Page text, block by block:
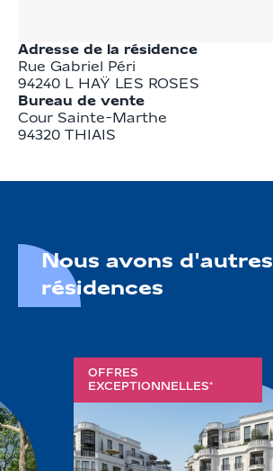
Adresse de la résidence
Rue Gabriel Péri
94240 L HAŸ LES ROSES
Bureau de vente
Cour Sainte-Marthe
94320 THIAIS
Nous avons d'autres
résidences
OFFRES
EXCEPTIONNELLES*